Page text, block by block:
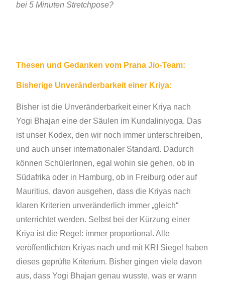
bei 5 Minuten Stretchpose?
Thesen und Gedanken vom Prana Jio-Team:
Bisherige Unveränderbarkeit einer Kriya:
Bisher ist die Unveränderbarkeit einer Kriya nach
Yogi Bhajan eine der Säulen im Kundaliniyoga. Das
ist unser Kodex, den wir noch immer unterschreiben,
und auch unser internationaler Standard. Dadurch
können SchülerInnen, egal wohin sie gehen, ob in
Südafrika oder in Hamburg, ob in Freiburg oder auf
Mauritius, davon ausgehen, dass die Kriyas nach
klaren Kriterien unveränderlich immer „gleich“
unterrichtet werden. Selbst bei der Kürzung einer
Kriya ist die Regel: immer proportional. Alle
veröffentlichten Kriyas nach und mit KRI Siegel haben
dieses geprüfte Kriterium. Bisher gingen viele davon
aus, dass Yogi Bhajan genau wusste, was er wann